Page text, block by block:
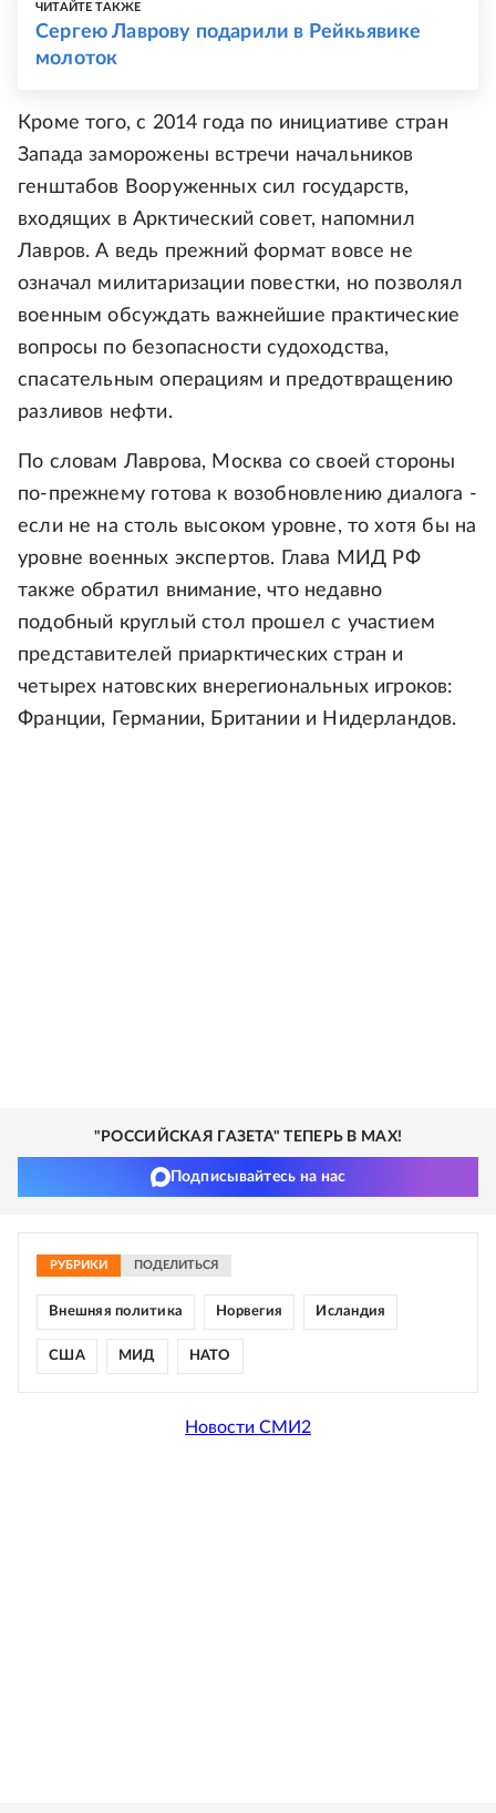
ЧИТАЙТЕ ТАКЖЕ
Сергею Лаврову подарили в Рейкьявике
молоток
Кроме того, с 2014 года по инициативе стран
Запада заморожены встречи начальников
генштабов Вооруженных сил государств,
входящих в Арктический совет, напомнил
Лавров. А ведь прежний формат вовсе не
означал милитаризации повестки, но позволял
военным обсуждать важнейшие практические
вопросы по безопасности судоходства,
спасательным операциям и предотвращению
разливов нефти.
По словам Лаврова, Москва со своей стороны
по-прежнему готова к возобновлению диалога -
если не на столь высоком уровне, то хотя бы на
уровне военных экспертов. Глава МИД РФ
также обратил внимание, что недавно
подобный круглый стол прошел с участием
представителей приарктических стран и
четырех натовских внерегиональных игроков:
Франции, Германии, Британии и Нидерландов.
"РОССИЙСКАЯ ГАЗЕТА" ТЕПЕРЬ В MAX!
Подписывайтесь на нас
РУБРИКИ ПОДЕЛИТЬСЯ
Внешняя политика Норвегия Исландия
США МИД НАТО
Новости СМИ2